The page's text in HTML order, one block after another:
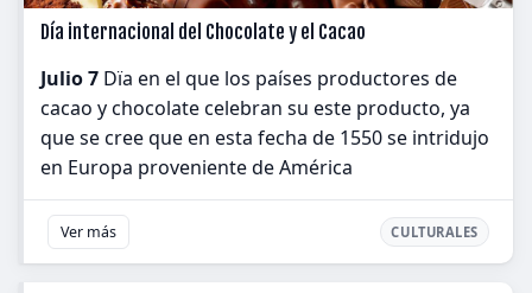
Día internacional del Chocolate y el Cacao
Julio 7 Dïa en el que los países productores de
cacao y chocolate celebran su este producto, ya
que se cree que en esta fecha de 1550 se intridujo
en Europa proveniente de América
Ver más CULTURALES